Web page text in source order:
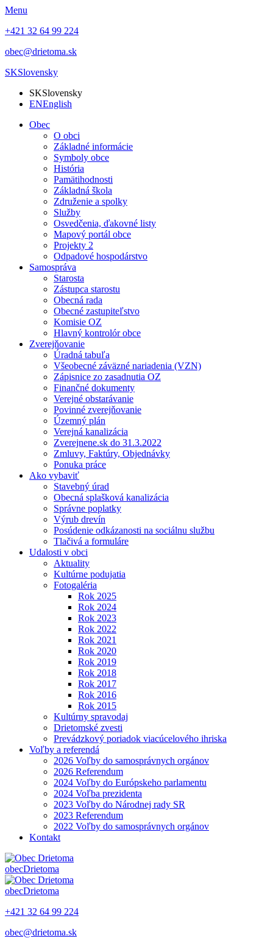
Menu
+421 32 64 99 224
obec@drietoma.sk
SKSlovensky
SKSlovensky
ENEnglish
Obec
O obci
Základné informácie
Symboly obce
História
Pamätihodnosti
Základná škola
Združenie a spolky
Služby
Osvedčenia, ďakovné listy
Mapový portál obce
Projekty 2
Odpadové hospodárstvo
Samospráva
Starosta
Zástupca starostu
Obecná rada
Obecné zastupiteľstvo
Komisie OZ
Hlavný kontrolór obce
Zverejňovanie
Úradná tabuľa
Všeobecné záväzné nariadenia (VZN)
Zápisnice zo zasadnutia OZ
Finančné dokumenty
Verejné obstarávanie
Povinné zverejňovanie
Územný plán
Verejná kanalizácia
Zverejnene.sk do 31.3.2022
Zmluvy, Faktúry, Objednávky
Ponuka práce
Ako vybaviť
Stavebný úrad
Obecná splašková kanalizácia
Správne poplatky
Výrub drevín
Posúdenie odkázanosti na sociálnu službu
Tlačivá a formuláre
Udalosti v obci
Aktuality
Kultúrne podujatia
Fotogaléria
Rok 2025
Rok 2024
Rok 2023
Rok 2022
Rok 2021
Rok 2020
Rok 2019
Rok 2018
Rok 2017
Rok 2016
Rok 2015
Kultúrny spravodaj
Drietomské zvesti
Prevádzkový poriadok viacúcelového ihriska
Voľby a referendá
2026 Voľby do samosprávnych orgánov
2026 Referendum
2024 Voľby do Európskeho parlamentu
2024 Voľba prezidenta
2023 Voľby do Národnej rady SR
2023 Referendum
2022 Voľby do samosprávnych orgánov
Kontakt
obecDrietoma
obecDrietoma
+421 32 64 99 224
obec@drietoma.sk